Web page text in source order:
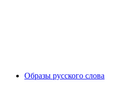
Образы русского слова